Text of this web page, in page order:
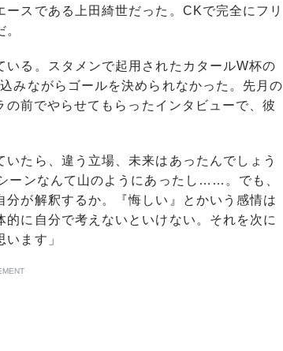
スである上田綺世だった。CKで完全にフリ
る。スタメンで起用されたカタールW杯の
みながらゴールを決められなかった。先月の
前でやらせてもらったインタビューで、彼
たら、違う立場、未来はあったんでしょう
ーンなんて山のようにあったし……。でも、
が解釈するか。『悔しい』とかいう感情は
に自分で考えないといけない。それを次に
ます」